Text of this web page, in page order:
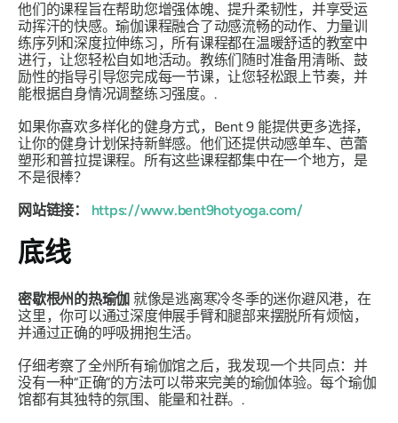
他们的课程旨在帮助您增强体魄、提升柔韧性，并享受运
动挥汗的快感。瑜伽课程融合了动感流畅的动作、力量训
练序列和深度拉伸练习，所有课程都在温暖舒适的教室中
进行，让您轻松自如地活动。教练们随时准备用清晰、鼓
励性的指导引导您完成每一节课，让您轻松跟上节奏，并
能根据自身情况调整练习强度。.
如果你喜欢多样化的健身方式，Bent 9 能提供更多选择，
让你的健身计划保持新鲜感。他们还提供动感单车、芭蕾
塑形和普拉提课程。所有这些课程都集中在一个地方，是
不是很棒？
网站链接：
https://www.bent9hotyoga.com/
底线
密歇根州的热瑜伽 就像是逃离寒冷冬季的迷你避风港，在
这里，你可以通过深度伸展手臂和腿部来摆脱所有烦恼，
并通过正确的呼吸拥抱生活。
仔细考察了全州所有瑜伽馆之后，我发现一个共同点：并
没有一种“正确”的方法可以带来完美的瑜伽体验。每个瑜伽
馆都有其独特的氛围、能量和社群。.